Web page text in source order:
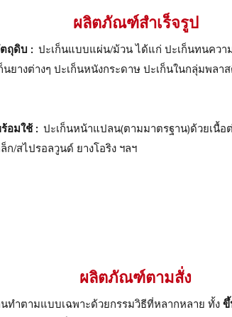
ผลิตภัณฑ์สำเร็จรูป
ถุดิบ : ปะเก็นแบบแผ่น/ม้วน ได้แก่ ปะเก็นทนควา
นยางต่างๆ ปะเก็นหนังกระดาษ ปะเก็นในกลุ่มพลา
อมใช้ : ปะเก็นหน้าแปลน(ตามมาตรฐาน)ด้วยเนื้อ
ก/สไปรอลวูนด์ ยางโอริง ฯลฯ
ผลิตภัณฑ์ตามสั่ง
นทำตามแบบเฉพาะด้วยกรรมวิธีที่หลากหลาย ทั้ง ขึ้